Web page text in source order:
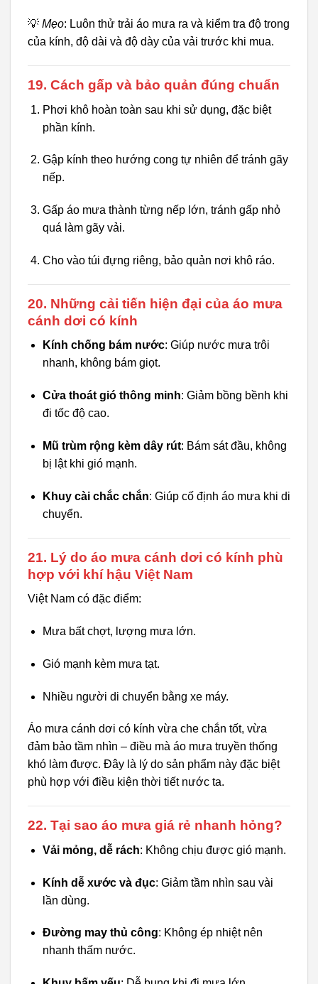
💡 Mẹo: Luôn thử trải áo mưa ra và kiểm tra độ trong
của kính, độ dài và độ dày của vải trước khi mua.
19. Cách gấp và bảo quản đúng chuẩn
Phơi khô hoàn toàn sau khi sử dụng, đặc biệt
phần kính.
Gập kính theo hướng cong tự nhiên để tránh gãy
nếp.
Gấp áo mưa thành từng nếp lớn, tránh gấp nhỏ
quá làm gãy vải.
Cho vào túi đựng riêng, bảo quản nơi khô ráo.
20. Những cải tiến hiện đại của áo mưa
cánh dơi có kính
Kính chống bám nước: Giúp nước mưa trôi
nhanh, không bám giọt.
Cửa thoát gió thông minh: Giảm bồng bềnh khi
đi tốc độ cao.
Mũ trùm rộng kèm dây rút: Bám sát đầu, không
bị lật khi gió mạnh.
Khuy cài chắc chắn: Giúp cố định áo mưa khi di
chuyển.
21. Lý do áo mưa cánh dơi có kính phù
hợp với khí hậu Việt Nam
Việt Nam có đặc điểm:
Mưa bất chợt, lượng mưa lớn.
Gió mạnh kèm mưa tạt.
Nhiều người di chuyển bằng xe máy.
Áo mưa cánh dơi có kính vừa che chắn tốt, vừa
đảm bảo tầm nhìn – điều mà áo mưa truyền thống
khó làm được. Đây là lý do sản phẩm này đặc biệt
phù hợp với điều kiện thời tiết nước ta.
22. Tại sao áo mưa giá rẻ nhanh hỏng?
Vải mỏng, dễ rách: Không chịu được gió mạnh.
Kính dễ xước và đục: Giảm tầm nhìn sau vài
lần dùng.
Đường may thủ công: Không ép nhiệt nên
nhanh thấm nước.